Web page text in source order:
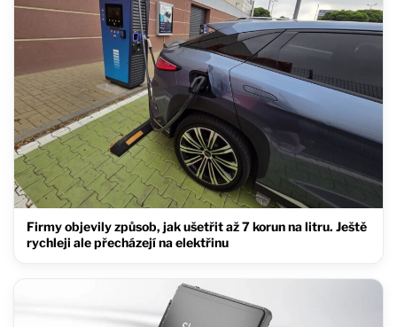
Firmy objevily způsob, jak ušetřit až 7 korun na litru. Ještě
rychleji ale přecházejí na elektřinu